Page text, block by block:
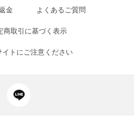
金 よくあるご質問
商取引に基づく表示
トにご注意ください